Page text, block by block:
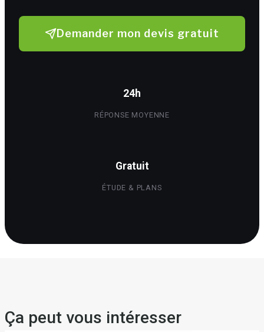
Demander mon devis gratuit
24h
RÉPONSE MOYENNE
Gratuit
ÉTUDE & PLANS
Ça peut vous intéresser